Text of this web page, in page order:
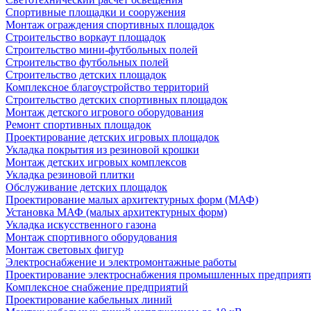
Спортивные площадки и сооружения
Монтаж ограждения спортивных площадок
Строительство воркаут площадок
Строительство мини-футбольных полей
Строительство футбольных полей
Строительство детских площадок
Комплексное благоустройство территорий
Строительство детских спортивных площадок
Монтаж детского игрового оборудования
Ремонт спортивных площадок
Проектирование детских игровых площадок
Укладка покрытия из резиновой крошки
Монтаж детских игровых комплексов
Укладка резиновой плитки
Обслуживание детских площадок
Проектирование малых архитектурных форм (МАФ)
Установка МАФ (малых архитектурных форм)
Укладка искусственного газона
Монтаж спортивного оборудования
Монтаж световых фигур
Электроснабжение и электромонтажные работы
Проектирование электроснабжения промышленных
Комплексное снабжение предприятий
Проектирование кабельных линий